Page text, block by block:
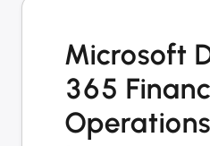
Microsoft
365